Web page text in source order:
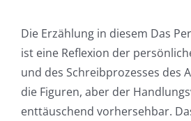
Die Erzählung in diesem Das
ist eine Reflexion der
und des Schreibprozesses des
die Figuren, aber der
enttäuschend vorhersehbar.